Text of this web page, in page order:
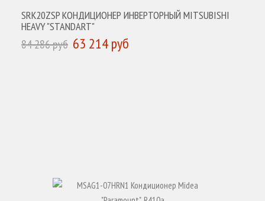
SRK20ZSP КОНДИЦИОНЕР ИНВЕРТОРНЫЙ MITSUBISHI
HEAVY "STANDART"
84 286 руб 63 214 руб